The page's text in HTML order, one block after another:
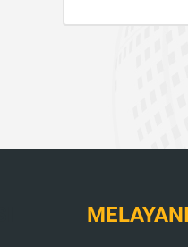
MELAYANI